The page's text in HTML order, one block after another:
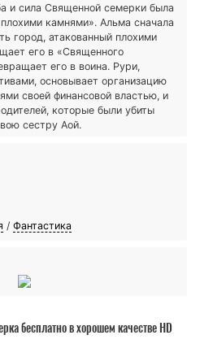
и сила Священной семерки была
камнями». Альма сначала
город, атакованный плохими
его в «Священного
его в воина. Рури,
основывает организацию
своей финансовой властью, и
которые были убиты
сестру Аой.
/ Фантастика
бесплатно в хорошем качестве HD